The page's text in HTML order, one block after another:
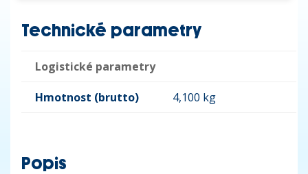
Technické parametry
Logistické parametry
Hmotnost (brutto) 4,100 kg
Popis